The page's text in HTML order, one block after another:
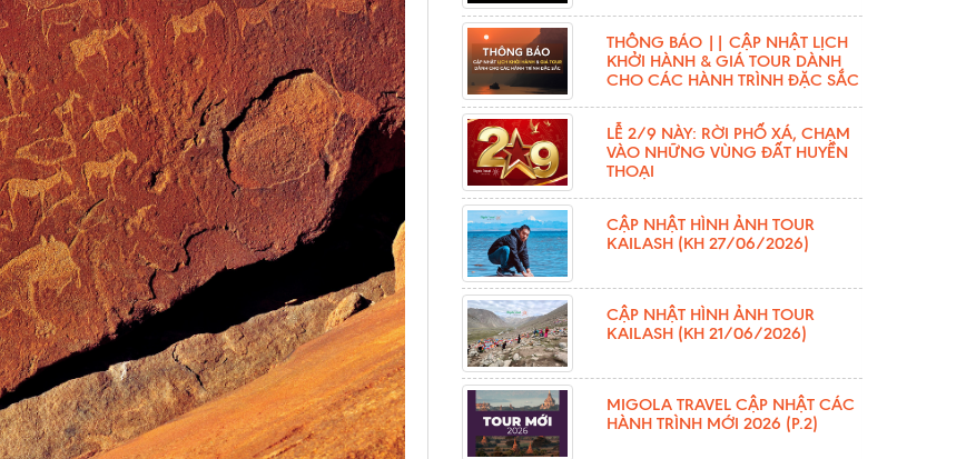
THÔNG BÁO || CẬP NHẬT LỊCH
KHỞI HÀNH & GIÁ TOUR DÀNH
CHO CÁC HÀNH TRÌNH ĐẶC SẮC
LỄ 2/9 NÀY: RỜI PHỐ XÁ, CHẠM
VÀO NHỮNG VÙNG ĐẤT HUYỀN
THOẠI
CẬP NHẬT HÌNH ẢNH TOUR
KAILASH (KH 27/06/2026)
CẬP NHẬT HÌNH ẢNH TOUR
KAILASH (KH 21/06/2026)
MIGOLA TRAVEL CẬP NHẬT CÁC
HÀNH TRÌNH MỚI 2026 (P.2)